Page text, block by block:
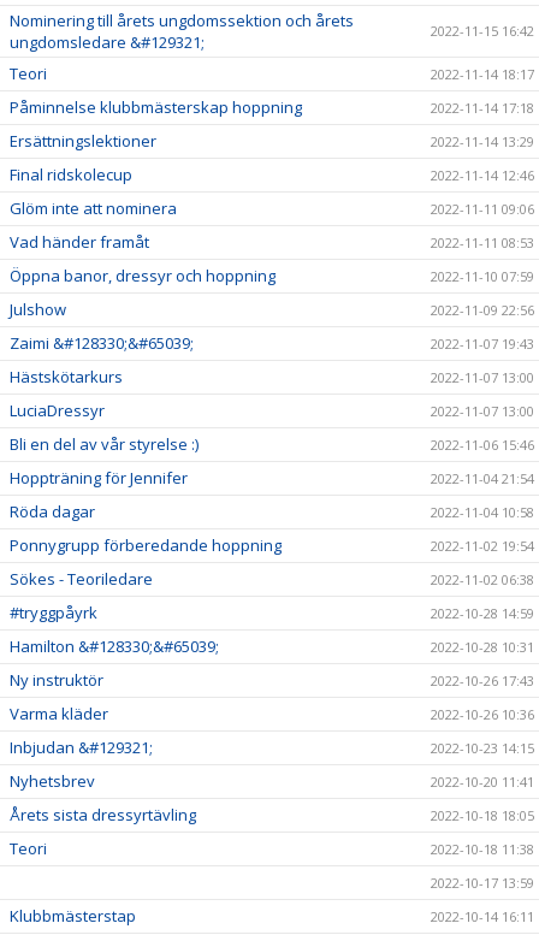
Nominering till årets ungdomssektion och årets
ungdomsledare &#129321;
2022-11-15 16:42
Teori 2022-11-14 18:17
Påminnelse klubbmästerskap hoppning 2022-11-14 17:18
Ersättningslektioner 2022-11-14 13:29
Final ridskolecup 2022-11-14 12:46
Glöm inte att nominera 2022-11-11 09:06
Vad händer framåt 2022-11-11 08:53
Öppna banor, dressyr och hoppning 2022-11-10 07:59
Julshow 2022-11-09 22:56
Zaimi &#128330;&#65039; 2022-11-07 19:43
Hästskötarkurs 2022-11-07 13:00
LuciaDressyr 2022-11-07 13:00
Bli en del av vår styrelse :) 2022-11-06 15:46
Hoppträning för Jennifer 2022-11-04 21:54
Röda dagar 2022-11-04 10:58
Ponnygrupp förberedande hoppning 2022-11-02 19:54
Sökes - Teoriledare 2022-11-02 06:38
#tryggpåyrk 2022-10-28 14:59
Hamilton &#128330;&#65039; 2022-10-28 10:31
Ny instruktör 2022-10-26 17:43
Varma kläder 2022-10-26 10:36
Inbjudan &#129321; 2022-10-23 14:15
Nyhetsbrev 2022-10-20 11:41
Årets sista dressyrtävling 2022-10-18 18:05
Teori
2022-10-18 11:38
2022-10-17 13:59
Klubbmästerstap 2022-10-14 16:11